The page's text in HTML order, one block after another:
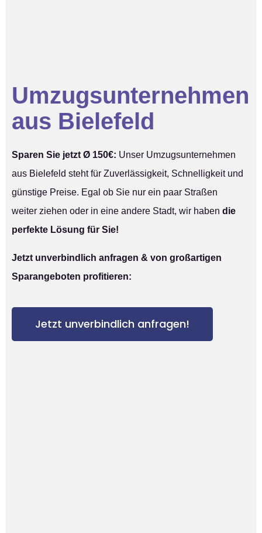
Umzugsunternehmen
aus Bielefeld
Sparen Sie jetzt Ø 150€: Unser Umzugsunternehmen
aus Bielefeld steht für Zuverlässigkeit, Schnelligkeit und
günstige Preise. Egal ob Sie nur ein paar Straßen
weiter ziehen oder in eine andere Stadt, wir haben die
perfekte Lösung für Sie!
Jetzt unverbindlich anfragen & von großartigen
Sparangeboten profitieren:
Jetzt unverbindlich anfragen!